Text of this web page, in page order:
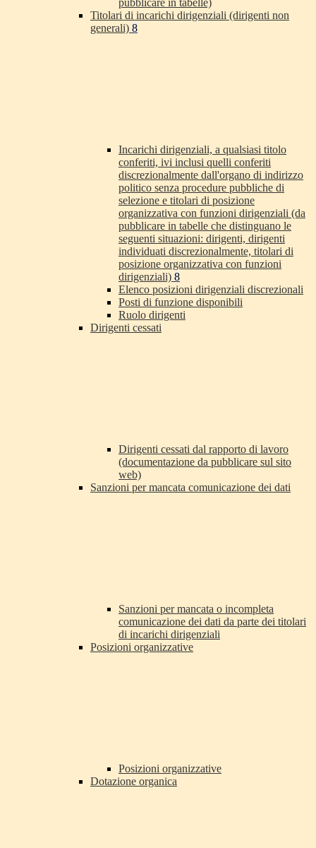
pubblicare in tabelle)
Titolari di incarichi dirigenziali (dirigenti non
generali) 8
Incarichi dirigenziali, a qualsiasi titolo
conferiti, ivi inclusi quelli conferiti
discrezionalmente dall'organo di indirizzo
politico senza procedure pubbliche di
selezione e titolari di posizione
organizzativa con funzioni dirigenziali (da
pubblicare in tabelle che distinguano le
seguenti situazioni: dirigenti, dirigenti
individuati discrezionalmente, titolari di
posizione organizzativa con funzioni
dirigenziali) 8
Elenco posizioni dirigenziali discrezionali
Posti di funzione disponibili
Ruolo dirigenti
Dirigenti cessati
Dirigenti cessati dal rapporto di lavoro
(documentazione da pubblicare sul sito
web)
Sanzioni per mancata comunicazione dei dati
Sanzioni per mancata o incompleta
comunicazione dei dati da parte dei titolari
di incarichi dirigenziali
Posizioni organizzative
Posizioni organizzative
Dotazione organica